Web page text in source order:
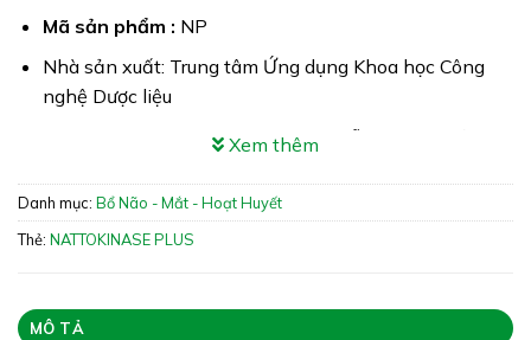
Mã sản phẩm : NP
Nhà sản xuất: Trung tâm Ứng dụng Khoa học Công
nghệ Dược liệu
Công dụng: NATTOKINASE PLUS hỗ trợ tăng cường
Xuất xứ: Việt Nam
Giấy phép: 4010/2021/ĐKSP – 2127/2021/XNQC-
Quy cách: Hộp 30 viên
Xem thêm
Danh mục: Bổ Não - Mắt - Hoạt Huyết
Thẻ: NATTOKINASE PLUS
MÔ TẢ